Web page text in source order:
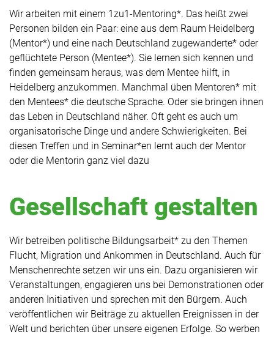
Wir arbeiten mit einem 1zu1-Mentoring*. Das heißt zwei
Personen bilden ein Paar: eine aus dem Raum Heidelberg
(Mentor*) und eine nach Deutschland zugewanderte* oder
geflüchtete Person (Mentee*). Sie lernen sich kennen und
finden gemeinsam heraus, was dem Mentee hilft, in
Heidelberg anzukommen. Manchmal üben Mentoren* mit
den Mentees* die deutsche Sprache. Oder sie bringen ihnen
das Leben in Deutschland näher. Oft geht es auch um
organisatorische Dinge und andere Schwierigkeiten. Bei
diesen Treffen und in Seminar*en lernt auch der Mentor
oder die Mentorin ganz viel dazu
Gesellschaft gestalten
Wir betreiben politische Bildungsarbeit* zu den Themen
Flucht, Migration und Ankommen in Deutschland. Auch für
Menschenrechte setzen wir uns ein. Dazu organisieren wir
Veranstaltungen, engagieren uns bei Demonstrationen oder
anderen Initiativen und sprechen mit den Bürgern. Auch
veröffentlichen wir Beiträge zu aktuellen Ereignissen in der
Welt und berichten über unsere eigenen Erfolge. So werben